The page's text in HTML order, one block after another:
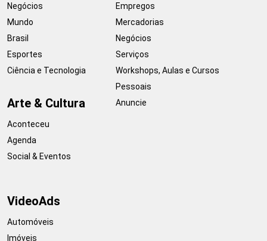
Negócios
Mundo
Brasil
Esportes
Ciência e Tecnologia
Arte & Cultura
Aconteceu
Agenda
Social & Eventos
Empregos
Mercadorias
Negócios
Serviços
Workshops, Aulas e Cursos
Pessoais
Anuncie
VideoAds
Automóveis
Imóveis